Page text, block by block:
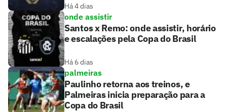
Há 4 dias
onde assistir
Santos x Remo: onde assistir, horário
e escalações pela Copa do Brasil
Há 6 dias
palmeiras
Paulinho retorna aos treinos, e
Palmeiras inicia preparação para a
Copa do Brasil